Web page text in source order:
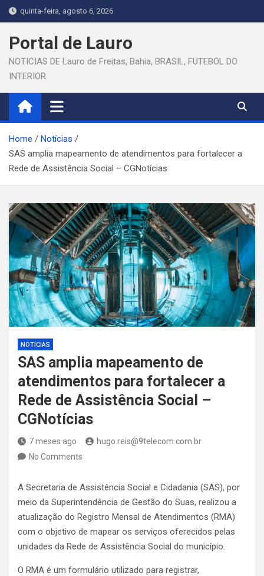
Skip
to
content
quinta-feira, agosto 6, 2026
Portal de Lauro
NOTICIAS DE Lauro de Freitas, Bahia, BRASIL, FUTEBOL DO
INTERIOR
Home
Notícias
SAS amplia mapeamento de atendimentos para fortalecer a
Rede de Assistência Social – CGNotícias
NOTÍCIAS
SAS amplia mapeamento de
atendimentos para fortalecer a
Rede de Assistência Social –
CGNotícias
7 meses ago
hugo.reis@9telecom.com.br
No Comments
A Secretaria de Assistência Social e Cidadania (SAS), por
meio da Superintendência de Gestão do Suas, realizou a
atualização do Registro Mensal de Atendimentos (RMA)
com o objetivo de mapear os serviços oferecidos pelas
unidades da Rede de Assistência Social do município.
O RMA é um formulário utilizado para registrar,